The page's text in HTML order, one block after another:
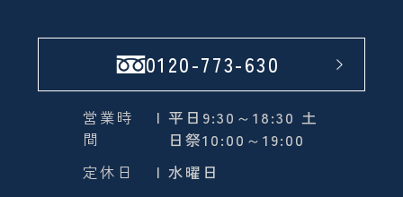
0120-773-630
営業時
間
| 平日9:30～18:30 土
日祭10:00～19:00
定休日
| 水曜日